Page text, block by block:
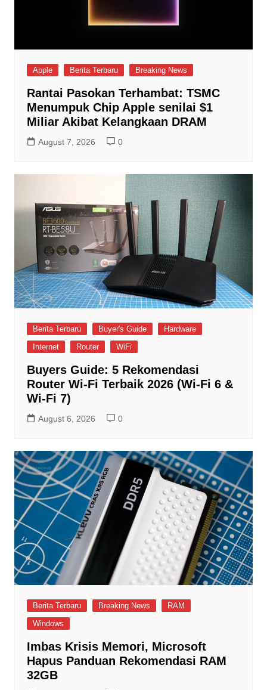
Apple Berita Terbaru Breaking News
Rantai Pasokan Terhambat: TSMC
Menumpuk Chip Apple senilai $1
Miliar Akibat Kelangkaan DRAM
August 7, 2026 0
Berita Terbaru Buyer's Guide
Hardware
Internet
Router WiFi
Buyers Guide: 5 Rekomendasi
Router Wi-Fi Terbaik 2026 (Wi-Fi 6 &
Wi-Fi 7)
August 6, 2026 0
Berita Terbaru Breaking News
RAM
Windows
Imbas Krisis Memori, Microsoft
Hapus Panduan Rekomendasi RAM
32GB